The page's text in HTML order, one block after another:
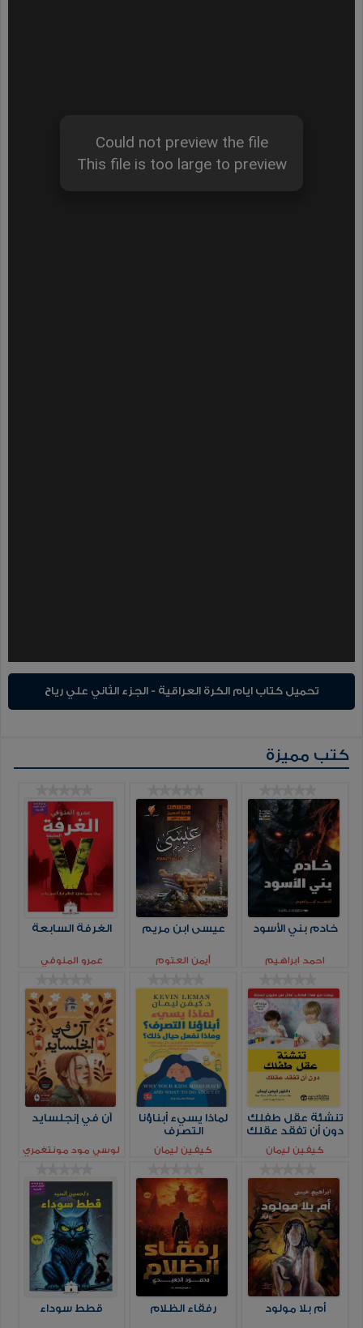
تحميل كتاب ايام الكرة العراقية - الجزء الثاني علي رياح
كتب مميزة
خادم بني الأسود
احمد ابراهيم
عيسى ابن مريم
أيمن العتوم
الغرفة السابعة
عمرو المنوفي
تنشئة عقل طفلك
دون أن تفقد عقلك
كيفين ليمان
لماذا يسيء أبناؤنا
التصرف
كيفين ليمان
آن في إنجلسايد
لوسي مود مونتغمري
أم بلا مولود رفقاء الظلام قطط سوداء